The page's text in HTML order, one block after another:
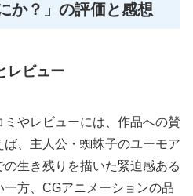
か？」の評価と感想
レビュー
やレビューには、作品への賛
、主人公・蜘蛛子のユーモア
生き残りを描いた緊迫感ある
方、CGアニメーションの品